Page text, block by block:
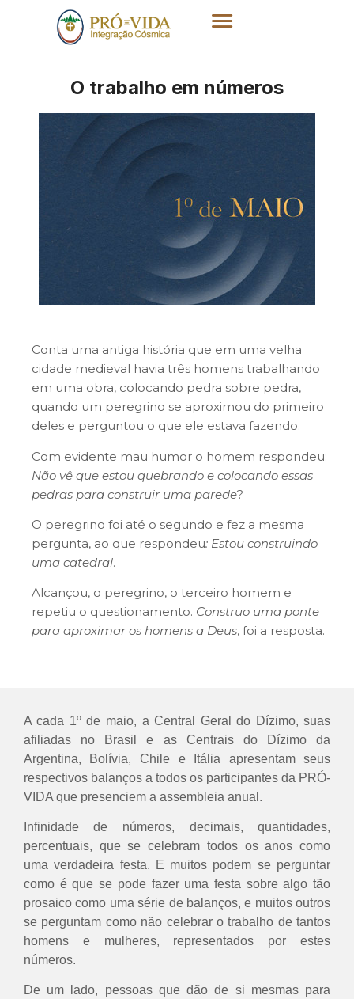
O trabalho em números
Conta uma antiga história que em uma velha
cidade medieval havia três homens trabalhando
em uma obra, colocando pedra sobre pedra,
quando um peregrino se aproximou do primeiro
deles e perguntou o que ele estava fazendo.
Com evidente mau humor o homem respondeu:
Não vê que estou quebrando e colocando essas
pedras para construir uma parede?
O peregrino foi até o segundo e fez a mesma
pergunta, ao que respondeu: Estou construindo
uma catedral.
Alcançou, o peregrino, o terceiro homem e
repetiu o questionamento. Construo uma ponte
para aproximar os homens a Deus, foi a resposta.
A cada 1º de maio, a Central Geral do Dízimo, suas
afiliadas no Brasil e as Centrais do Dízimo da
Argentina, Bolívia, Chile e Itália apresentam seus
respectivos balanços a todos os participantes da PRÓ-
VIDA que presenciem a assembleia anual.
Infinidade de ​​números, decimais, quantidades,
percentuais, que se celebram todos os anos como
uma verdadeira festa. E muitos podem se perguntar
como é que se pode fazer uma festa sobre algo tão
prosaico como uma série de balanços, e muitos outros
se perguntam como não celebrar o trabalho de tantos
homens e mulheres, representados por estes
números.
De um lado, pessoas que dão de si mesmas para